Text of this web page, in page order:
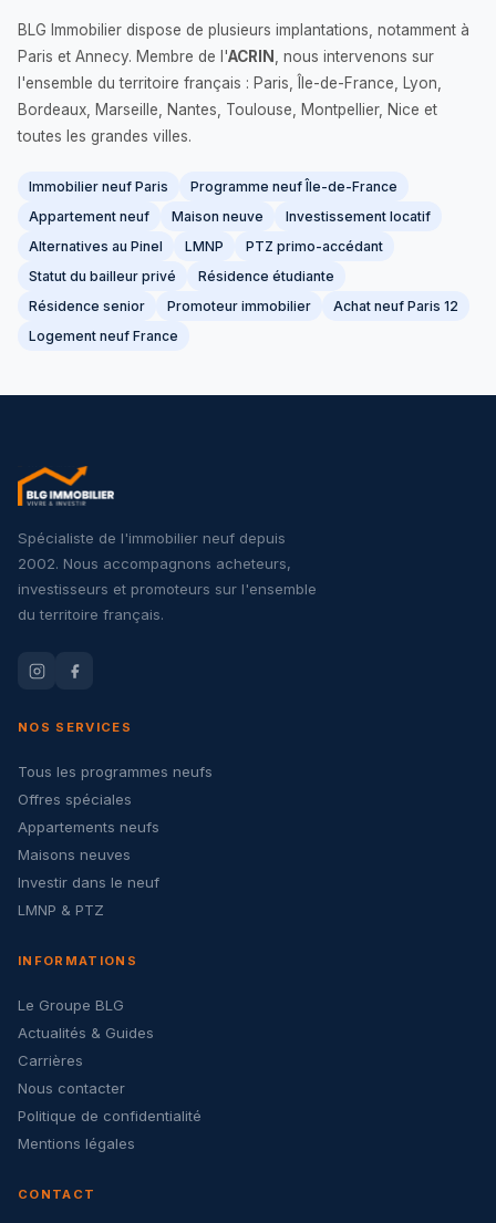
BLG Immobilier dispose de plusieurs implantations, notamment à
Paris et Annecy. Membre de l'ACRIN
, nous intervenons sur
l'ensemble du territoire français : Paris, Île-de-France, Lyon,
Bordeaux, Marseille, Nantes, Toulouse, Montpellier, Nice et
toutes les grandes villes.
Immobilier neuf Paris
Programme neuf Île-de-France
Appartement neuf
Maison neuve
Investissement locatif
Alternatives au Pinel
LMNP
PTZ primo-accédant
Statut du bailleur privé
Résidence étudiante
Résidence senior
Promoteur immobilier
Achat neuf Paris 12
Logement neuf France
Spécialiste de l'immobilier neuf depuis
2002. Nous accompagnons acheteurs,
investisseurs et promoteurs sur l'ensemble
du territoire français.
NOS SERVICES
Tous les programmes neufs
Offres spéciales
Appartements neufs
Maisons neuves
Investir dans le neuf
LMNP & PTZ
INFORMATIONS
Le Groupe BLG
Actualités & Guides
Carrières
Nous contacter
Politique de confidentialité
Mentions légales
CONTACT